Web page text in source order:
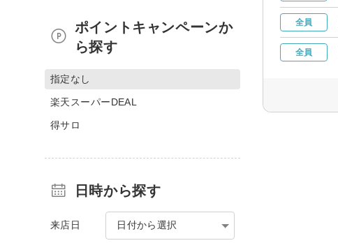
全員
全員
ポイントキャンペーンか
ら探す
指定なし
楽天スーパーDEAL
得サロ
日時から探す
来店日 日付から選択